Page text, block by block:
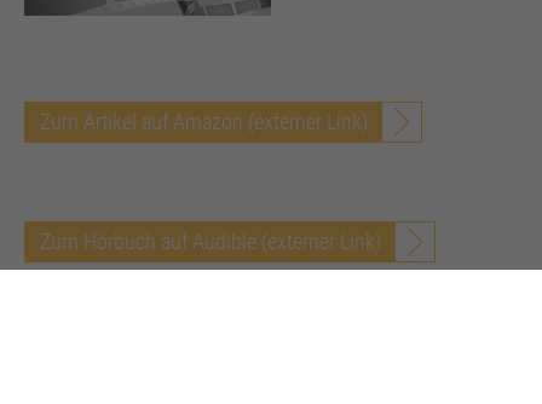
Zum Artikel auf Amazon (externer Link)
Zum Hörbuch auf Audible (externer Link)